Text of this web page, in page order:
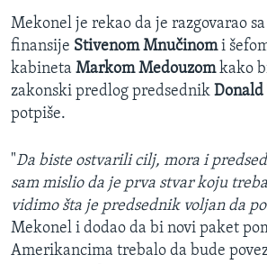
Mekonel je rekao da je razgovarao
finansije Stivenom Mnučinomi
kabineta Markom Medouzomkako
zakonski predlog predsednik
potpiše.
"Da biste ostvarili cilj, mora i
sam mislio da je prva stvar koju
vidimo šta je predsednik voljan da
Mekonel i dodao da bi novi paket
Amerikancima trebalo da bude